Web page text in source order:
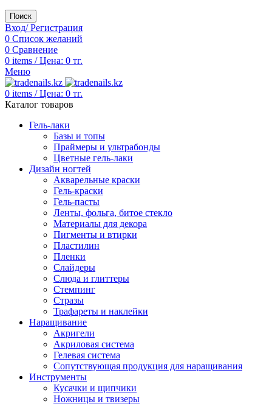
Поиск
Вход/ Регистрация
0 Список желаний
0 Сравнение
0 items / Цена: 0 тг.
Меню
0 items / Цена: 0 тг.
Каталог товаров
Гель-лаки
Базы и топы
Праймеры и ультрабонды
Цветные гель-лаки
Дизайн ногтей
Акварельные краски
Гель-краски
Гель-пасты
Ленты, фольга, битое стекло
Материалы для декора
Пигменты и втирки
Пластилин
Пленки
Слайдеры
Слюда и глиттеры
Стемпинг
Стразы
Трафареты и наклейки
Наращивание
Акригели
Акриловая система
Гелевая система
Сопутствующая продукция для наращивания
Инструменты
Кусачки и щипчики
Ножницы и твизеры